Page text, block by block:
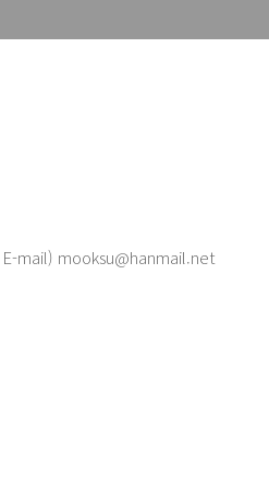
E-mail) mooksu@hanmail.net